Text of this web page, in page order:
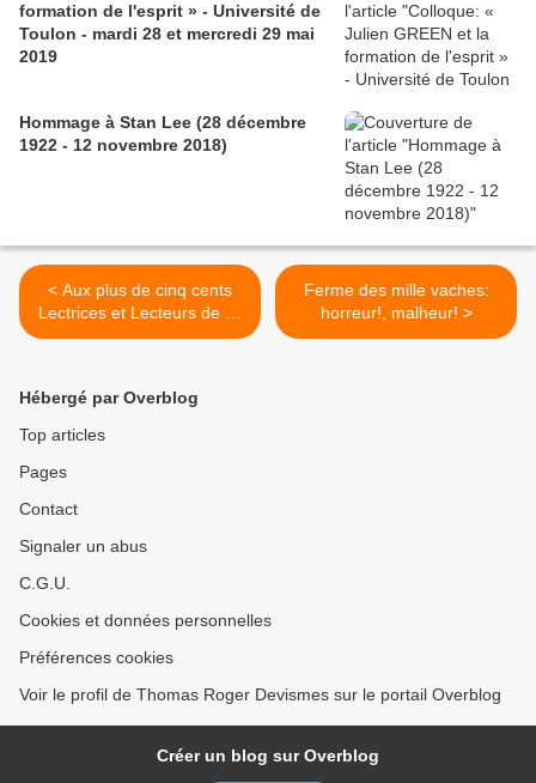
formation de l'esprit » - Université de
Toulon - mardi 28 et mercredi 29 mai
2019
Hommage à Stan Lee (28 décembre
1922 - 12 novembre 2018)
< Aux plus de cinq cents
Lectrices et Lecteurs de ce
modeste blog...
Ferme des mille vaches:
horreur!, malheur! >
Hébergé par Overblog
Top articles
Pages
Contact
Signaler un abus
C.G.U.
Cookies et données personnelles
Préférences cookies
Voir le profil de Thomas Roger Devismes sur le portail Overblog
Créer un blog sur Overblog